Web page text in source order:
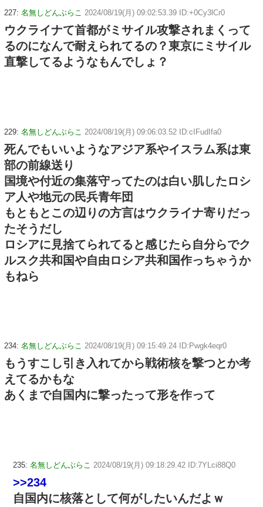
227: 名無しどんぶらこ 2024/08/19(月) 09:02:53.39 ID:+0Cy3lCr0
ウクライナて首都がミサイル攻撃されまくって
るのになんで耐えられてるの？東京にミサイル
直撃してるようなもんでしょ？
229: 名無しどんぶらこ 2024/08/19(月) 09:06:03.52 ID:cIFudIfa0
死んでもいいようなアジア系やイスラム系は東
部の前線送り
国境や付近の集落守ってたのは白い肌したロシ
ア人や地元の民兵青年団
もともとこの辺りの方言はウクライナ寄りだっ
たそうだし
ロシアに見捨てられてると感じたら自分らでク
ルスク共和国や自由ロシア共和国作っちゃうか
もねら
234: 名無しどんぶらこ 2024/08/19(月) 09:15:49.24 ID:Pwgk4eqr0
もうすこし引き入れてから戦術核を撃つとか考
えてるかもな
あくまで自国内に撃ったって形を作って
235: 名無しどんぶらこ 2024/08/19(月) 09:18:29.42 ID:7YLci88Q0
>>234
自国内に核落として何がしたいんだよｗ